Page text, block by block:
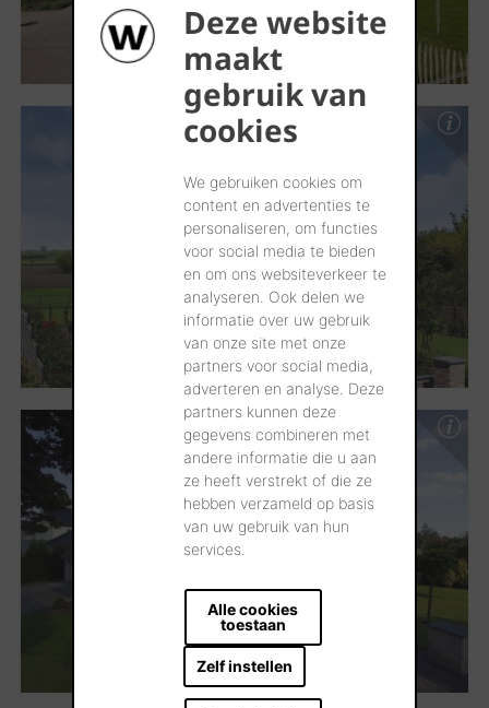
Deze website
maakt
gebruik van
cookies
We gebruiken cookies om
content en advertenties te
personaliseren, om functies
voor social media te bieden
en om ons websiteverkeer te
analyseren. Ook delen we
informatie over uw gebruik
van onze site met onze
partners voor social media,
adverteren en analyse. Deze
partners kunnen deze
gegevens combineren met
andere informatie die u aan
ze heeft verstrekt of die ze
hebben verzameld op basis
van uw gebruik van hun
services.
Alle cookies
toestaan
Zelf instellen